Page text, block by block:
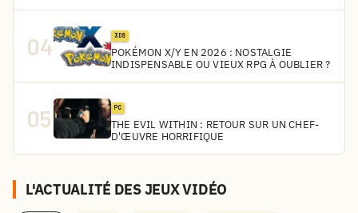
04 3DS
POKÉMON X/Y EN 2026 : NOSTALGIE
INDISPENSABLE OU VIEUX RPG À OUBLIER ?
05 PC
THE EVIL WITHIN : RETOUR SUR UN CHEF-
D'ŒUVRE HORRIFIQUE
L'ACTUALITÉ DES JEUX VIDÉO